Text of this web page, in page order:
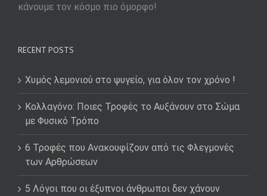
κάνουμε τον κόσμο πιο όμορφο!
RECENT POSTS
Χυμός λεμονιού στο ψυγείο, για όλον τον χρόνο !
Κολλαγόνο: Ποιες Τροφές το Αυξάνουν στο Σώμα
με Φυσικό Τρόπο
6 Τροφές που Ανακουφίζουν από τις Φλεγμονές
των Αρθρώσεων
5 Λόγοι που οι έξυπνοι άνθρωποι δεν χάνουν